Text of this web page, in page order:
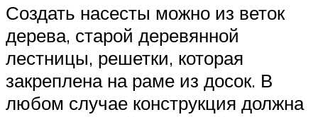
Создать насесты можно из веток
дерева, старой деревянной
лестницы, решетки, которая
закреплена на раме из досок. В
любом случае конструкция должна